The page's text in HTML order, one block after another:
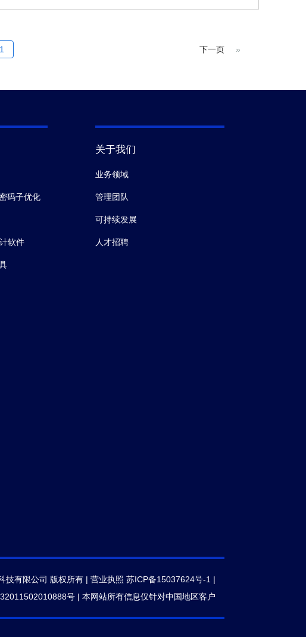
1 下一页 »
码子优化
软件
关于我们
业务领域
管理团队
可持续发展
人才招聘
技有限公司 版权所有 | 营业执照 苏ICP备15037624号-1 |
号| 本网站所有信息仅针对中国地区客户